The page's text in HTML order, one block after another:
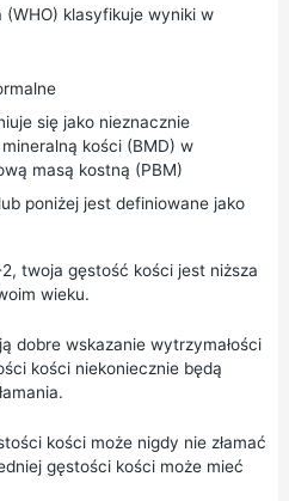
(WHO) klasyfikuje wyniki w
się jako nieznacznie
kości (BMD) w
masą kostną (PBM)
poniżej jest definiowane jako
twoja gęstość kości jest niższa
wieku.
dobre wskazanie wytrzymałości
kości niekoniecznie będą
kości może nigdy nie złamać
gęstości kości może mieć